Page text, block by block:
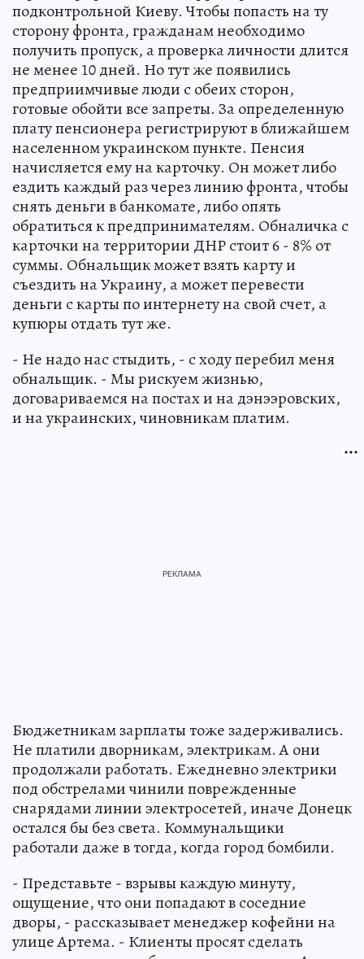
подконтрольной Киеву. Чтобы попасть на ту
сторону фронта, гражданам необходимо
получить пропуск, а проверка личности длится
не менее 10 дней. Но тут же появились
предприимчивые люди с обеих сторон,
готовые обойти все запреты. За определенную
плату пенсионера регистрируют в ближайшем
населенном украинском пункте. Пенсия
начисляется ему на карточку. Он может либо
ездить каждый раз через линию фронта, чтобы
снять деньги в банкомате, либо опять
обратиться к предпринимателям. Обналичка с
карточки на территории ДНР стоит 6 - 8% от
суммы. Обнальщик может взять карту и
съездить на Украину, а может перевести
деньги с карты по интернету на свой счет, а
купюры отдать тут же.
- Не надо нас стыдить, - с ходу перебил меня
обнальщик. - Мы рискуем жизнью,
договариваемся на постах и на дэнээровских,
и на украинских, чиновникам платим.
Бюджетникам зарплаты тоже задерживались.
Не платили дворникам, электрикам. А они
продолжали работать. Ежедневно электрики
под обстрелами чинили поврежденные
снарядами линии электросетей, иначе Донецк
остался бы без света. Коммунальщики
работали даже в тогда, когда город бомбили.
- Представьте - взрывы каждую минуту,
ощущение, что они попадают в соседние
дворы, - рассказывает менеджер кофейни на
улице Артема. - Клиенты просят сделать